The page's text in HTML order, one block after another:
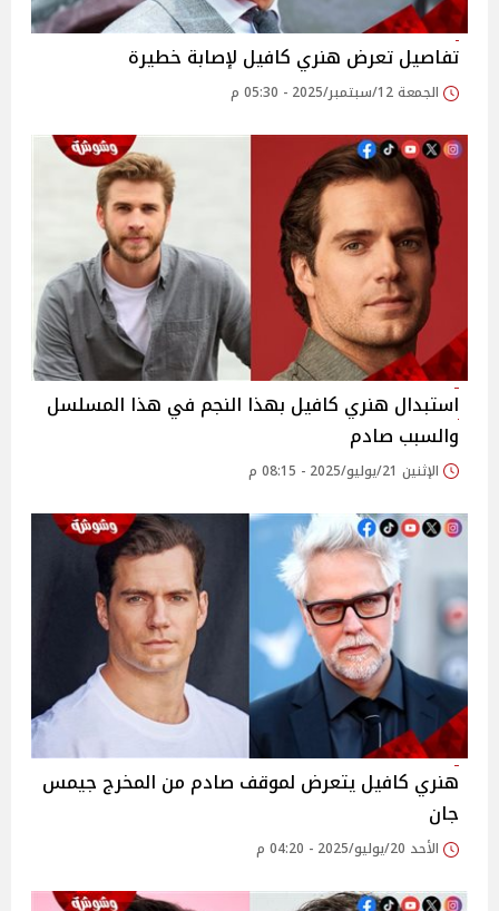
تفاصيل تعرض هنري كافيل لإصابة خطيرة
الجمعة 12/سبتمبر/2025 - 05:30 م
استبدال هنري كافيل بهذا النجم في هذا المسلسل
والسبب صادم
الإثنين 21/يوليو/2025 - 08:15 م
هنري كافيل يتعرض لموقف صادم من المخرج جيمس
جان
الأحد 20/يوليو/2025 - 04:20 م